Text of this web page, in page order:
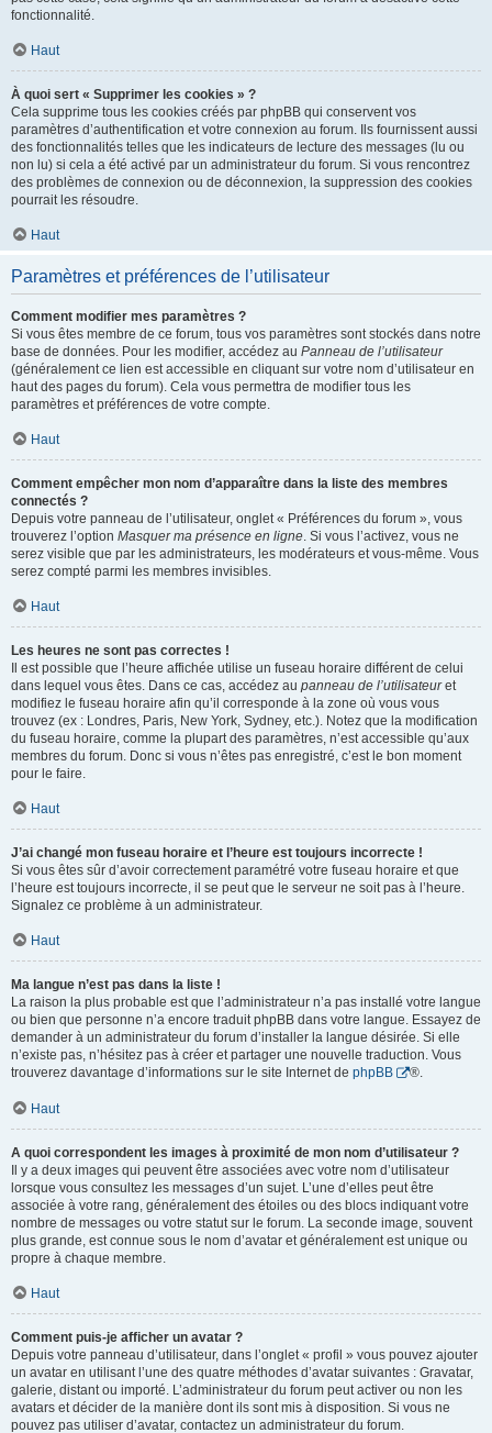
fonctionnalité.
Haut
À quoi sert « Supprimer les cookies » ?
Cela supprime tous les cookies créés par phpBB qui conservent vos
paramètres d’authentification et votre connexion au forum. Ils fournissent aussi
des fonctionnalités telles que les indicateurs de lecture des messages (lu ou
non lu) si cela a été activé par un administrateur du forum. Si vous rencontrez
des problèmes de connexion ou de déconnexion, la suppression des cookies
pourrait les résoudre.
Haut
Paramètres et préférences de l’utilisateur
Comment modifier mes paramètres ?
Si vous êtes membre de ce forum, tous vos paramètres sont stockés dans notre
base de données. Pour les modifier, accédez au Panneau de l’utilisateur
(généralement ce lien est accessible en cliquant sur votre nom d’utilisateur en
haut des pages du forum). Cela vous permettra de modifier tous les
paramètres et préférences de votre compte.
Haut
Comment empêcher mon nom d’apparaître dans la liste des membres
connectés ?
Depuis votre panneau de l’utilisateur, onglet « Préférences du forum », vous
trouverez l’option Masquer ma présence en ligne. Si vous l’activez, vous ne
serez visible que par les administrateurs, les modérateurs et vous-même. Vous
serez compté parmi les membres invisibles.
Haut
Les heures ne sont pas correctes !
Il est possible que l’heure affichée utilise un fuseau horaire différent de celui
dans lequel vous êtes. Dans ce cas, accédez au panneau de l’utilisateuret
modifiez le fuseau horaire afin qu’il corresponde à la zone où vous vous
trouvez (ex : Londres, Paris, New York, Sydney, etc.). Notez que la modification
du fuseau horaire, comme la plupart des paramètres, n’est accessible qu’aux
membres du forum. Donc si vous n’êtes pas enregistré, c’est le bon moment
pour le faire.
Haut
J’ai changé mon fuseau horaire et l’heure est toujours incorrecte !
Si vous êtes sûr d’avoir correctement paramétré votre fuseau horaire et que
l’heure est toujours incorrecte, il se peut que le serveur ne soit pas à l’heure.
Signalez ce problème à un administrateur.
Haut
Ma langue n’est pas dans la liste !
La raison la plus probable est que l’administrateur n’a pas installé votre langue
ou bien que personne n’a encore traduit phpBB dans votre langue. Essayez de
demander à un administrateur du forum d’installer la langue désirée. Si elle
n’existe pas, n’hésitez pas à créer et partager une nouvelle traduction. Vous
trouverez davantage d’informations sur le site Internet de phpBB ®.
Haut
A quoi correspondent les images à proximité de mon nom d’utilisateur ?
Il y a deux images qui peuvent être associées avec votre nom d’utilisateur
lorsque vous consultez les messages d’un sujet. L’une d’elles peut être
associée à votre rang, généralement des étoiles ou des blocs indiquant votre
nombre de messages ou votre statut sur le forum. La seconde image, souvent
plus grande, est connue sous le nom d’avatar et généralement est unique ou
propre à chaque membre.
Haut
Comment puis-je afficher un avatar ?
Depuis votre panneau d’utilisateur, dans l’onglet « profil » vous pouvez ajouter
un avatar en utilisant l’une des quatre méthodes d’avatar suivantes : Gravatar,
galerie, distant ou importé. L’administrateur du forum peut activer ou non les
avatars et décider de la manière dont ils sont mis à disposition. Si vous ne
pouvez pas utiliser d’avatar, contactez un administrateur du forum.